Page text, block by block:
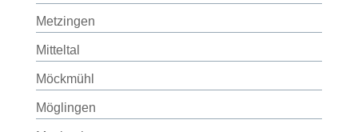
Metzingen
Mitteltal
Möckmühl
Möglingen